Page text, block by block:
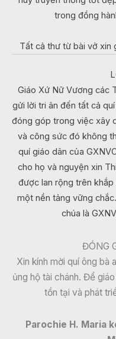
trong đồng
Tất cả thư từ bài vở xin
Giáo Xứ Nữ Vương các
gửi lời tri ân đến tất cả
đóng góp trong việc xây
và công sức đó không
quí giáo dân của
cho họ và nguyện xin
được lan rộng trên
một nền tảng vững
chúa là
ĐÓNG
Xin kính mời quí ông bà
ủng hộ tài chánh. Để
tồn tại và phát
Parochie H. Maria